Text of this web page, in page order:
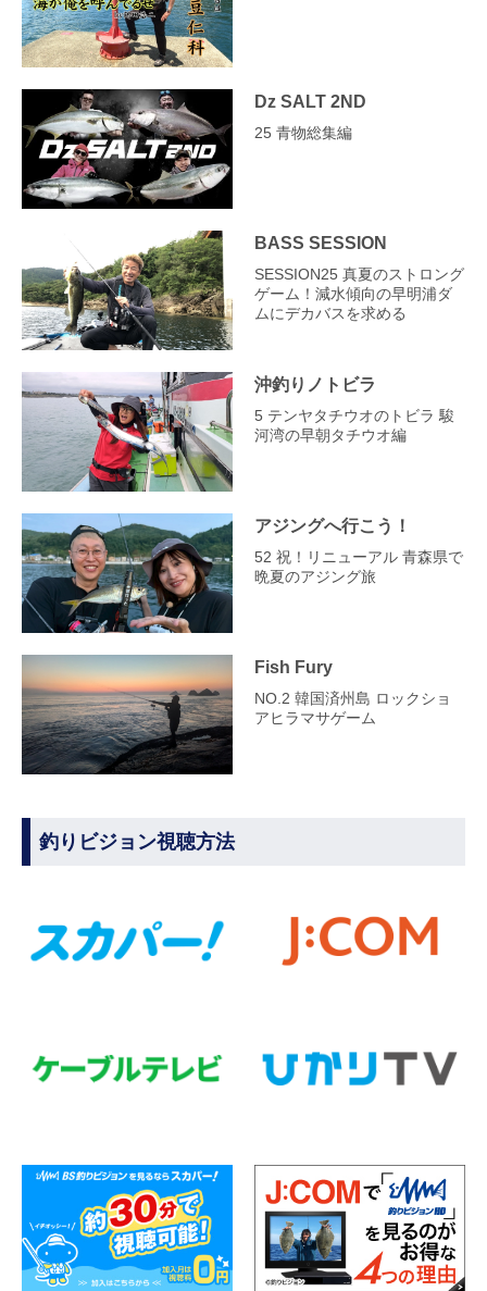
Dz SALT 2ND
25 青物総集編
BASS SESSION
SESSION25 真夏のストロング
ゲーム！減水傾向の早明浦ダ
ムにデカバスを求める
沖釣りノトビラ
5 テンヤタチウオのトビラ 駿
河湾の早朝タチウオ編
アジングへ行こう！
52 祝！リニューアル 青森県で
晩夏のアジング旅
Fish Fury
NO.2 韓国済州島 ロックショ
アヒラマサゲーム
釣りビジョン視聴方法